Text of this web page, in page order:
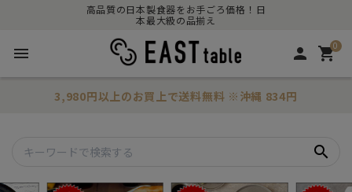
高品質の日本製食器をお手ごろ価格！日
本最大級の品揃え
menu person 0
shopping_cart
3,980円以上のお買上で送料無料 ※沖縄 834円
search